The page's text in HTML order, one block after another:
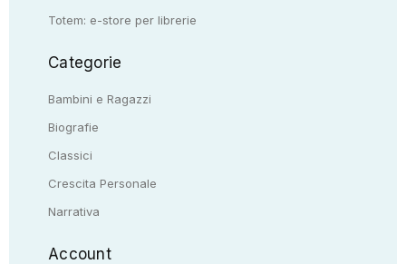
Totem: e-store per librerie
Categorie
Bambini e Ragazzi
Biografie
Classici
Crescita Personale
Narrativa
Account